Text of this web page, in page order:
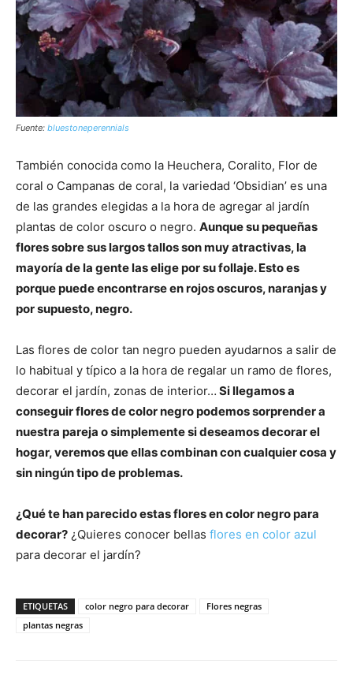
Fuente: bluestoneperennials
También conocida como la Heuchera, Coralito, Flor de
coral o Campanas de coral, la variedad ‘Obsidian’ es una
de las grandes elegidas a la hora de agregar al jardín
plantas de color oscuro o negro. Aunque su pequeñas
flores sobre sus largos tallos son muy atractivas, la
mayoría de la gente las elige por su follaje. Esto es
porque puede encontrarse en rojos oscuros, naranjas y
por supuesto, negro.
Las flores de color tan negro pueden ayudarnos a salir de
lo habitual y típico a la hora de regalar un ramo de flores,
decorar el jardín, zonas de interior… Si llegamos a
conseguir flores de color negro podemos sorprender a
nuestra pareja o simplemente si deseamos decorar el
hogar, veremos que ellas combinan con cualquier cosa y
sin ningún tipo de problemas.
¿Qué te han parecido estas flores en color negro para
decorar? ¿Quieres conocer bellas flores en color azul
para decorar el jardín?
ETIQUETAS color negro para decorar
Flores negras
plantas negras